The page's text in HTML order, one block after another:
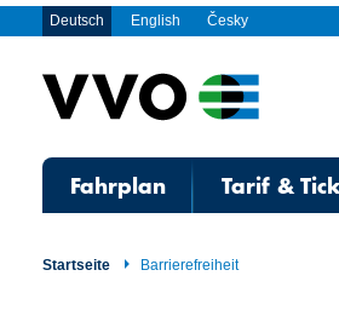
Deutsch English Česky
Fahrplan Tarif &
Startseite Barrierefreiheit